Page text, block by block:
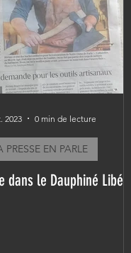
le Dauphiné Libéré
PRESSE EN PARLE
2023 0 min de lecture